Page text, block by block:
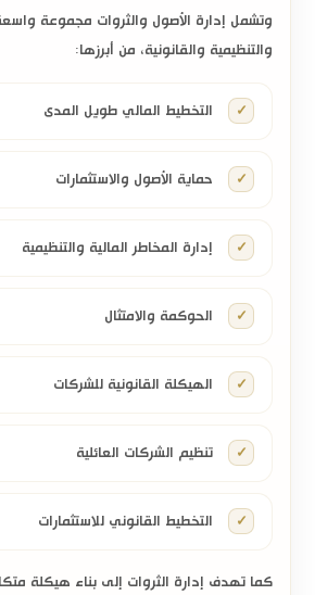
وتشمل إدارة الأصول والثروات مجموعة
والتنظيمية والقانونية، من أبرزها:
التخطيط المالي طويل المدى
حماية الأصول والاستثمارات
إدارة المخاطر المالية والتنظيمية
الحوكمة والامتثال
الهيكلة القانونية للشركات
تنظيم الشركات العائلية
التخطيط القانوني للاستثمارات
كما تهدف إدارة الثروات إلى بناء هيكلة